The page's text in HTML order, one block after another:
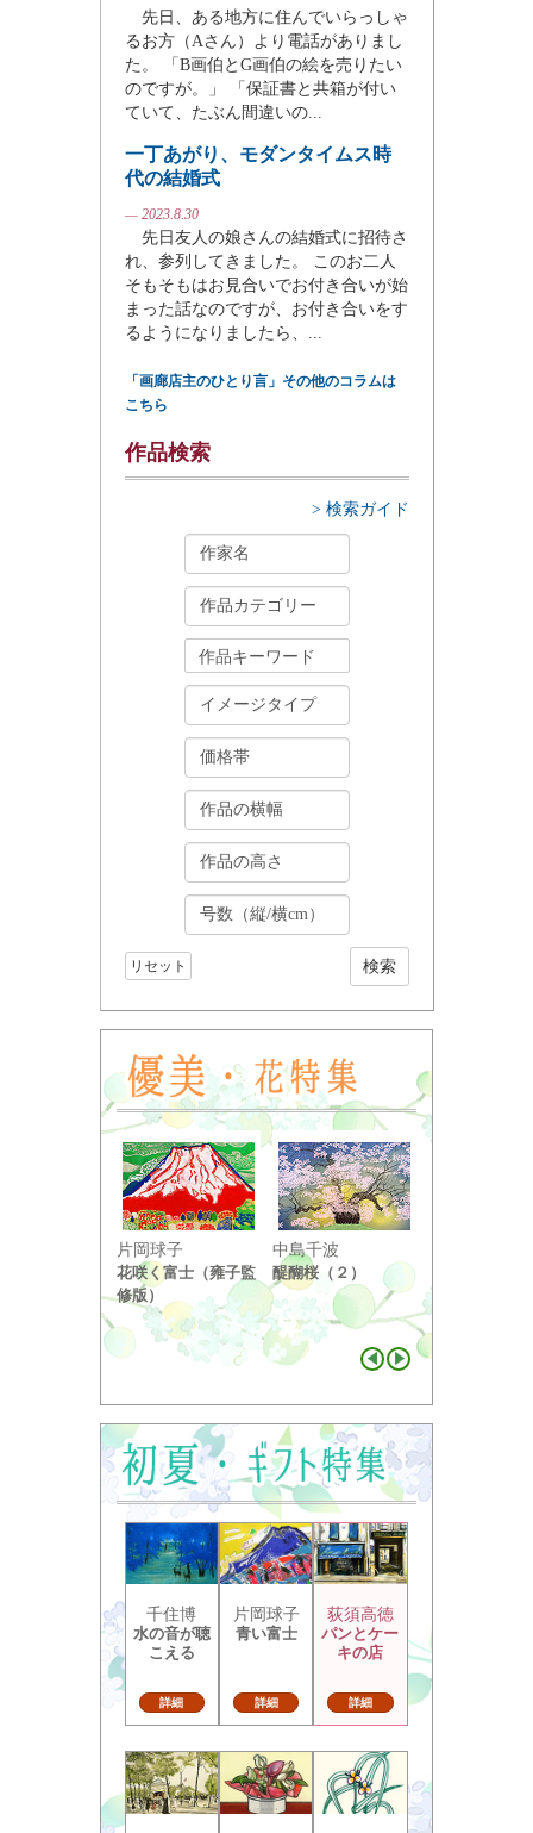
先日、ある地方に住んでいらっしゃ
るお方（Aさん）より電話がありまし
た。 「B画伯とG画伯の絵を売りたい
のですが。」 「保証書と共箱が付い
ていて、たぶん間違いの...
一丁あがり、モダンタイムス時
代の結婚式
— 2023.8.30
先日友人の娘さんの結婚式に招待さ
れ、参列してきました。 このお二人
そもそもはお見合いでお付き合いが始
まった話なのですが、お付き合いをす
るようになりましたら、...
「画廊店主のひとり言」その他のコラムは
こちら
作品検索
> 検索ガイド
リセット
片岡球子
花咲く富士（雍子監
修版）
中島千波
醍醐桜（２）
り ...
千住博
水の音が聴
こえる
詳細
片岡球子
青い富士
詳細
荻須高徳
パンとケー
キの店
詳細